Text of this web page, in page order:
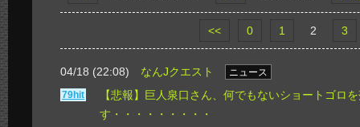
<< 0 1 2 3
04/18 (22:08) なんJクエスト
ニュース
79hit
【悲報】巨人泉口さん、何でもないショートゴロ
す・・・・・・・・・